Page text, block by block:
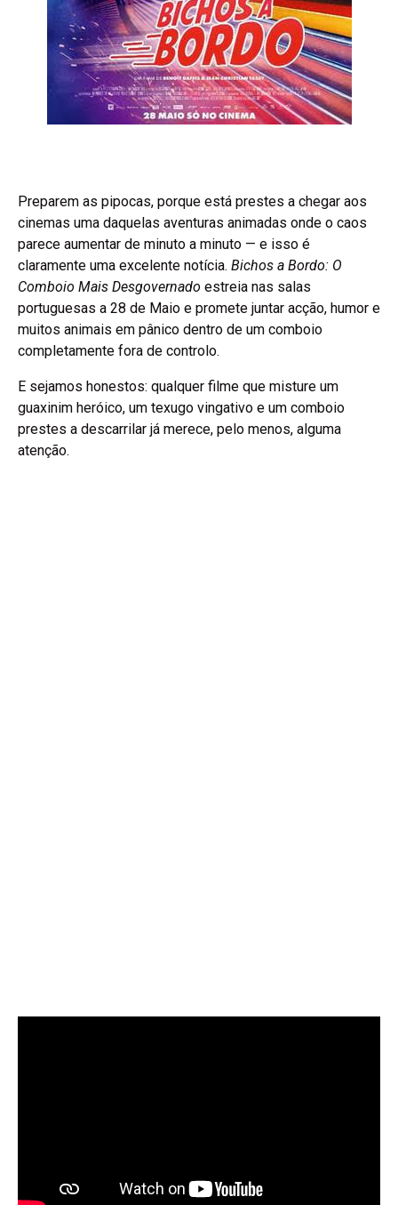
Preparem as pipocas, porque está prestes a chegar aos
cinemas uma daquelas aventuras animadas onde o caos
parece aumentar de minuto a minuto — e isso é
claramente uma excelente notícia. Bichos a Bordo: O
Comboio Mais Desgovernado estreia nas salas
portuguesas a 28 de Maio e promete juntar acção, humor e
muitos animais em pânico dentro de um comboio
completamente fora de controlo.
E sejamos honestos: qualquer filme que misture um
guaxinim heróico, um texugo vingativo e um comboio
prestes a descarrilar já merece, pelo menos, alguma
atenção.